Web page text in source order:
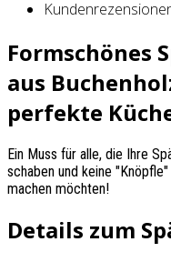
Formschönes
aus
perfekte
Ein Muss für alle, die Ihre
schaben und keine
machen möchten!
Details zum